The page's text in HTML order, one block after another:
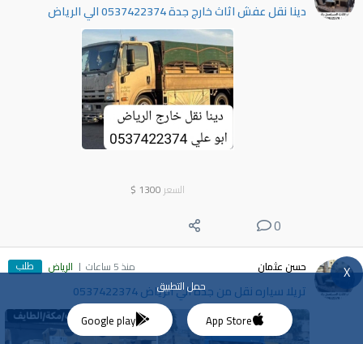
دينا نقل عفش اثاث خارج جدة 0537422374 الي الرياض
السعر 1300
$
0
حسن عثمان منذ 5 ساعات الرياض طلب
تريلا سياره نقل من جدة الي الرياض 0537422374
X
حمل التطبيق
App Store
Google play